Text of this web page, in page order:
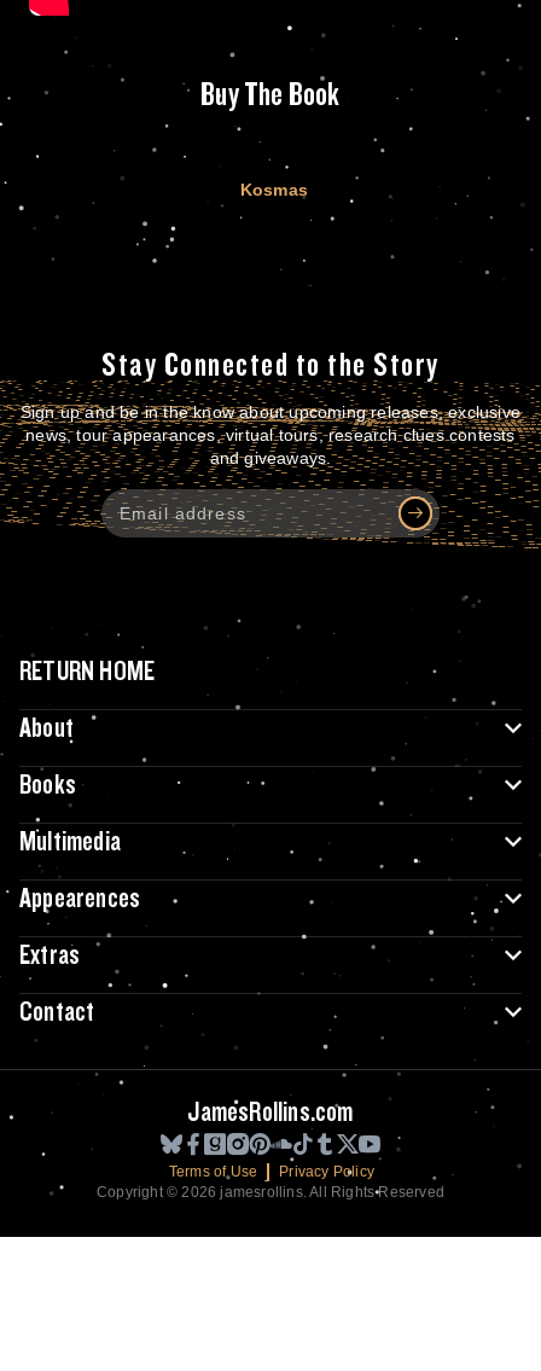
Buy The Book
Kosmas
Stay Connected to the Story
Sign up and be in the know about upcoming releases, exclusive
news, tour appearances, virtual tours, research clues contests
and giveaways.
RETURN HOME
About
Books
Multimedia
Appearences
Extras
Contact
JamesRollins.com
Terms of Use
Privacy Policy
Copyright © 2026 jamesrollins. All Rights Reserved